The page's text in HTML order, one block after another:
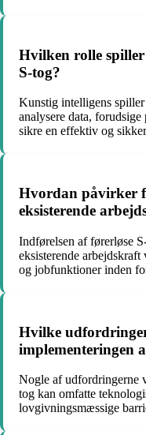
Hvilken rolle
S-tog?
Kunstig intelligens
analysere data,
sikre en effektiv og
Hvordan påvirker
eksisterende
Indførelsen af førerløse
eksisterende
og jobfunktioner inden
Hvilke
implementeringen
Nogle af udfordringerne
tog kan omfatte
lovgivningsmæssige